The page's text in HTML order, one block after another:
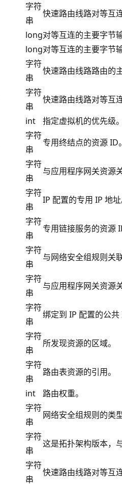
字符
串
快速路由线路对等互
long对等互连的主要字节
long对等互连的主要字节
字符
串
快速路由线路路由的
字符
串
快速路由线路对等互
int
指定虚拟机的优先级
字符
串
专用终结点的资源 ID
字符
串
与应用程序网关资源
字符
串
IP 配置的专用 IP 地
字符
串
专用链接服务的资源
字符
串
与网络安全组规则关
字符
串
与应用程序网关资源
字符
串
绑定到 IP 配置的公共
字符
串
所发现资源的区域。
字符
串
路由表资源的引用。
int
路由权重。
字符
串
网络安全组规则的类
字符
串
这是拓扑架构版本，
字符
串
快速路由线路对等互